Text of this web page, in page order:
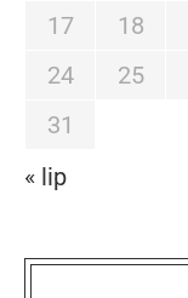
17
18
24
25
31
« lip